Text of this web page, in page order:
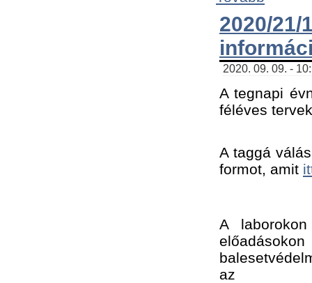
2020/
2020. 09. 09. -
A tegnapi
féléves
A taggá
formot, amit
A
az ﻿